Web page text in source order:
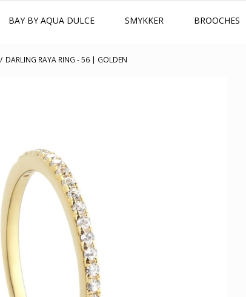
BAY BY AQUA DULCE SMYKKER BROOCHES
/ DARLING RAYA RING - 56 | GOLDEN